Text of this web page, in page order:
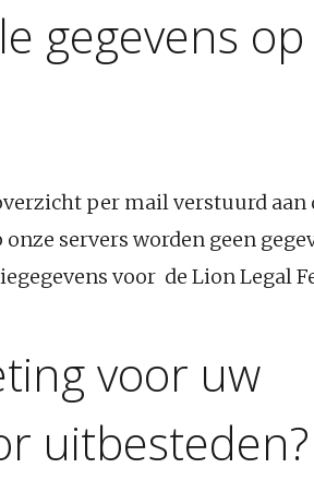
gegevens
per mail verstuurd
servers worden geen
voor de Lion Legal
voor uw
uitbesteden?